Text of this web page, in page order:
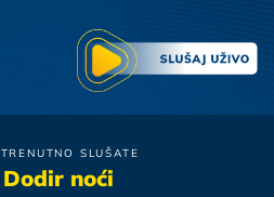
TRENUTNO SLUŠATE
Dodir noćiSergej Cetkovic